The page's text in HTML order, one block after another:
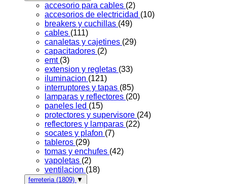
accesorio para cables (2)
accesorios de electricidad (10)
breakers y cuchillas (49)
cables (111)
canaletas y cajetines (29)
capacitadores (2)
emt (3)
extension y regletas (33)
iluminacion (121)
interruptores y tapas (85)
lamparas y reflectores (20)
paneles led (15)
protectores y supervisore (24)
reflectores y lamparas (22)
socates y plafon (7)
tableros (29)
tomas y enchufes (42)
vapoletas (2)
ventilacion (18)
ferreteria (1809) ▼